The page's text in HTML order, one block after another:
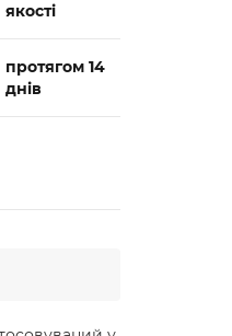
якості
протягом 14
днів